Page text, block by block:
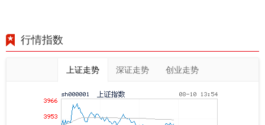
行情指数
上证走势 深证走势 创业走势